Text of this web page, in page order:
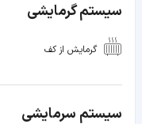
سیستم گرمایشی
گرمایش از کف
سیستم سرمایشی